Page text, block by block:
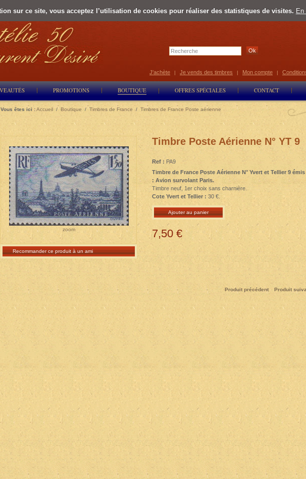
sur ce site, vous acceptez l’utilisation de cookies pour réaliser des statistiques de visites. En
Select
PROMOTIONS BOUTIQUE OFFRES SPÉCIALES CONTACT
J'achète | Je vends des timbres | Mon compte |
Vous êtes ici :Accueil / Boutique /Timbres de France / Timbres de France Poste aérienne
zoom
Recommander ce produit à un ami
Timbre Poste Aérienne N° YT 9
Ref : PA9
Timbre de France Poste Aérienne N° Yvert et Tellier 9 émis
: Avion survolant Paris.
Timbre neuf, 1er choix sans charnière.
Cote Yvert et Tellier : 30 €.
Ajouter au panier
7,50 €
Produit précédent Produit